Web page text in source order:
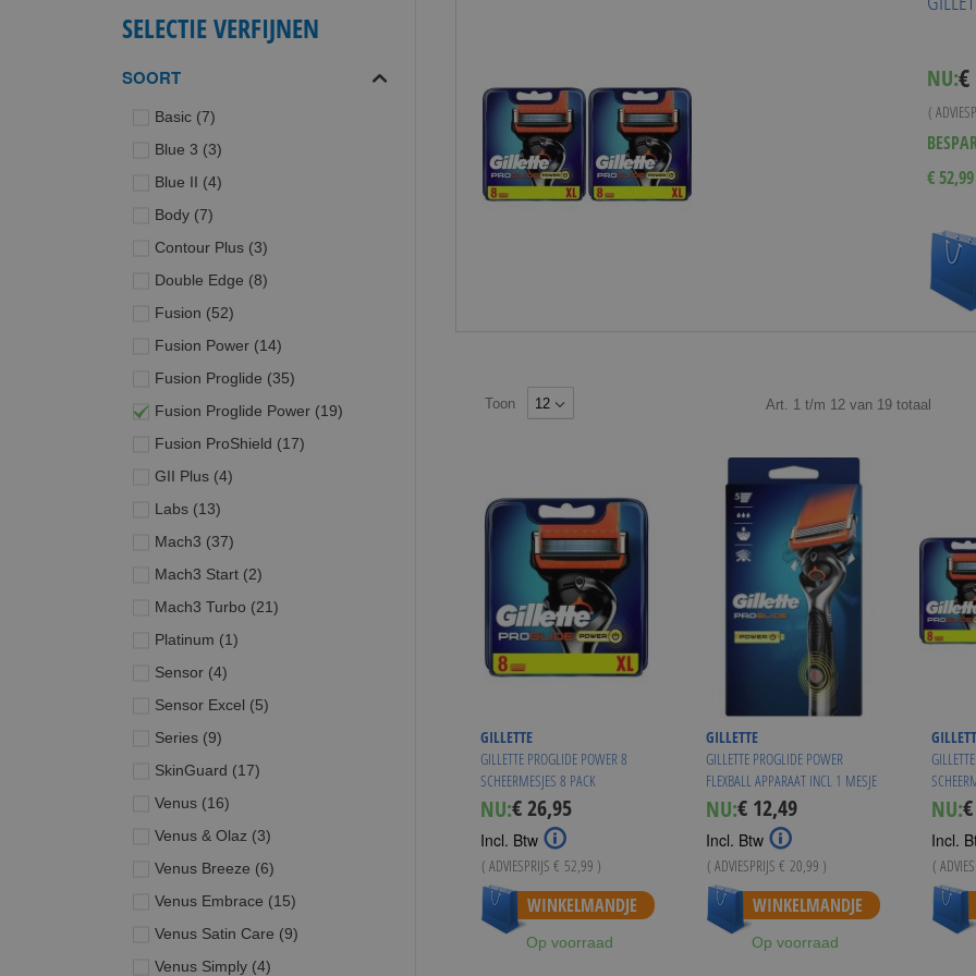
NU:€
(
€ 52,99
Toon Art. 1 t/m 12 van 19 totaal
GILLETTE
GILLETTE PROGLIDE POWER 8
SCHEERMESJES 8 PACK
NU:Special
Price
€ 26,95
Incl. Btw
( ADVIESPRIJS € 52,99 )
Vanaf € 25,94
WINKELMANDJE
Op voorraad
GILLETTE
GILLETTE PROGLIDE POWER
FLEXBALL APPARAAT INCL 1 MESJE
+ BATTERIJ
NU:Special
Price
€ 12,49
Incl. Btw
( ADVIESPRIJS € 20,99 )
WINKELMANDJE
Op voorraad
NU:
Incl.
(
SELECTIE VERFIJNEN
SOORT
Basic 7producten
Blue 3
3producten
Blue II
4producten
Body 7producten
Contour Plus 3producten
Double Edge
8producten
Fusion
52producten
Fusion Power
14producten
Fusion Proglide
35producten
Fusion Proglide Power
19producten
Fusion ProShield
17producten
GII Plus 4producten
Labs
13producten
Mach3
37producten
Mach3 Start
2producten
Mach3 Turbo
21producten
Platinum
1product
Sensor 4producten
Sensor Excel
5producten
Series 9producten
SkinGuard
17producten
Venus
16producten
Venus & Olaz
3producten
Venus Breeze
6producten
Venus Embrace
15producten
Venus Satin Care
9producten
Venus Simply 4producten